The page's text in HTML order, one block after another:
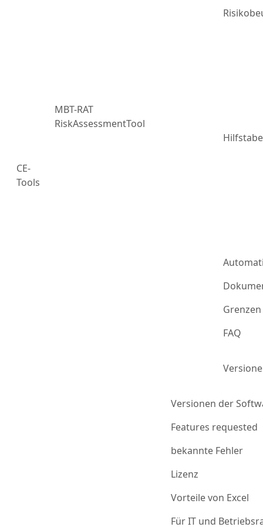
CE-
Tools
MBT-RAT
RiskAssessmentTool
FAQ
Versionen der
Features requested
bekannte Fehler
Lizenz
Vorteile von Excel
Für IT und